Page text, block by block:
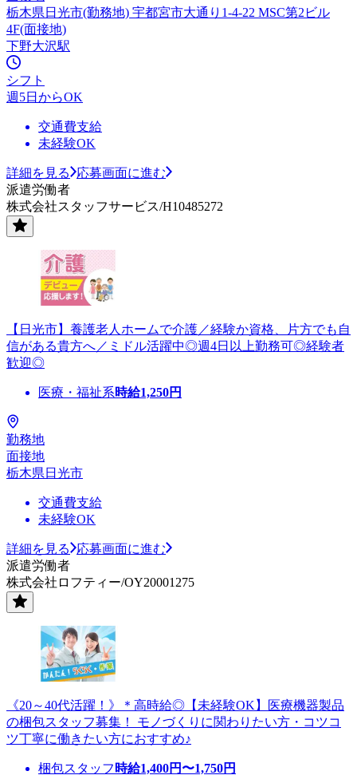
栃木県日光市(勤務地) 宇都宮市大通り1-4-22 MSC第2ビル
4F(面接地)
下野大沢駅
シフト
週5日からOK
交通費支給
未経験OK
詳細を見る
応募画面に進む
派遣労働者
株式会社スタッフサービス/H10485272
【日光市】養護老人ホームで介護／経験か資格、片方でも自
信がある貴方へ／ミドル活躍中◎週4日以上勤務可◎経験者
歓迎◎
医療・福祉系時給1,250円
勤務地
面接地
栃木県日光市
交通費支給
未経験OK
詳細を見る
応募画面に進む
派遣労働者
株式会社ロフティー/OY20001275
《20～40代活躍！》＊高時給◎【未経験OK】医療機器製品
の梱包スタッフ募集！ モノづくりに関わりたい方・コツコ
ツ丁寧に働きたい方におすすめ♪
梱包スタッフ 時給1,400円〜1,750円